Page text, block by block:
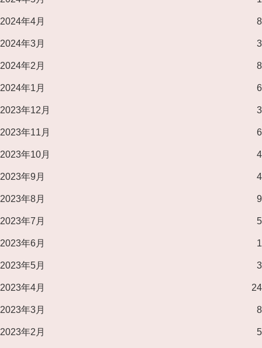
2024年4月 8
2024年3月 3
2024年2月 8
2024年1月 6
2023年12月 3
2023年11月 6
2023年10月 4
2023年9月 4
2023年8月 9
2023年7月 5
2023年6月 1
2023年5月 3
2023年4月 24
2023年3月 8
2023年2月 5